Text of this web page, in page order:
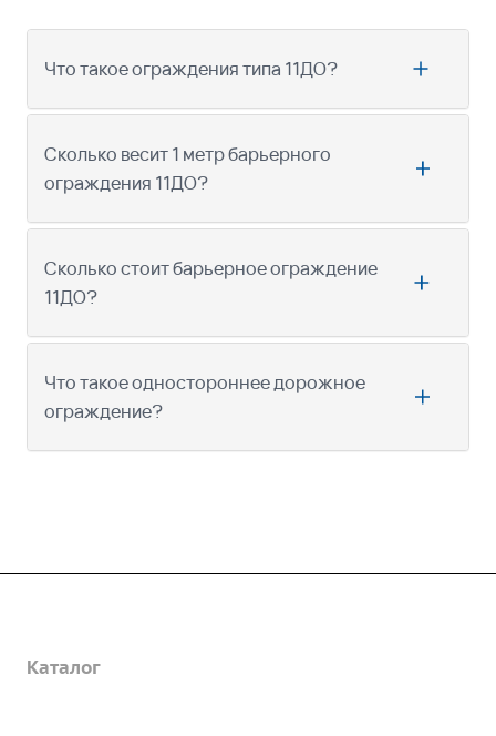
Что такое ограждения типа 11ДО?
Сколько весит 1 метр барьерного
ограждения 11ДО?
Сколько стоит барьерное ограждение
11ДО?
Что такое одностороннее дорожное
ограждение?
О предприятии
Каталог